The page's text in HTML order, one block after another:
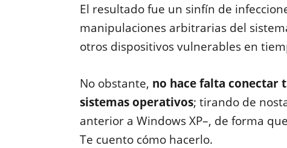
El resultado fue un sinfín de
manipulaciones arbitrarias del
otros dispositivos vulnerables en
No obstante, no hace falta conectar
sistemas operativos; tirando de
anterior a Windows XP–, de forma
Te cuento cómo hacerlo.